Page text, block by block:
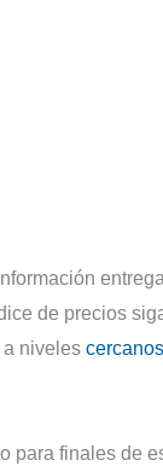
de precios
niveles
para finales de